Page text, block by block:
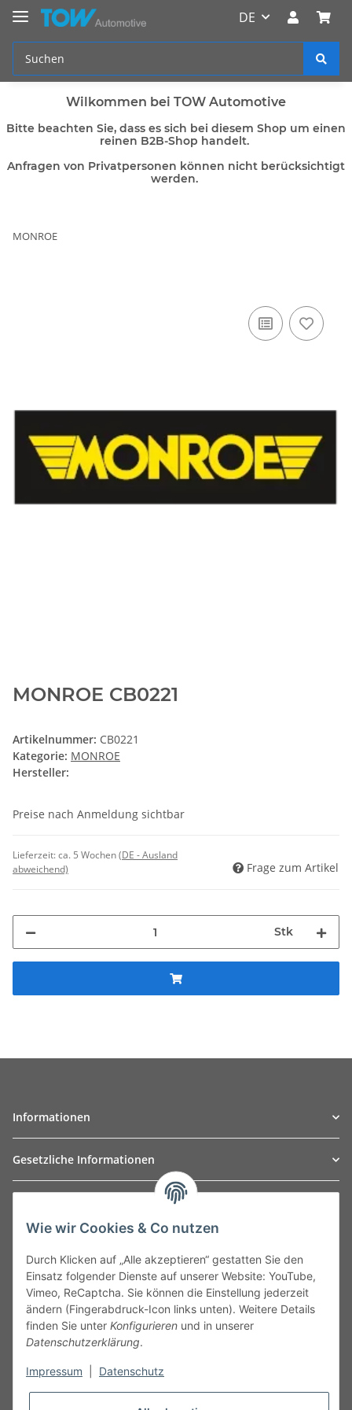
DE
Wilkommen bei TOW Automotive
Bitte beachten Sie, dass es sich bei diesem Shop um einen
reinen B2B-Shop handelt.
Anfragen von Privatpersonen können nicht berücksichtigt
werden.
MONROE
MONROE CB0221
Artikelnummer: CB0221
Kategorie: MONROE
Hersteller:
Preise nach Anmeldung sichtbar
Lieferzeit:ca. 5 Wochen(DE - Ausland
abweichend)
Frage zum Artikel
Stk
Informationen
Gesetzliche Informationen
Leibnizstraße 2a
Germany
Phone:+49 40 5287270
Fax:+49 40 5281050
Email:sales@tow-automotive.de
Wie wir Cookies & Co nutzen
Durch Klicken auf „Alle akzeptieren“ gestatten Sie den
Einsatz folgender Dienste auf unserer Website: YouTube,
Vimeo, ReCaptcha. Sie können die Einstellung jederzeit
ändern (Fingerabdruck-Icon links unten). Weitere Details
finden Sie unter Konfigurieren und in unserer
Datenschutzerklärung.
Impressum Datenschutz